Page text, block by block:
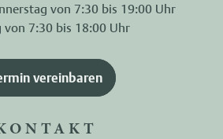
von 7:30 bis 19:00 Uhr
von 7:30 bis 18:00 Uhr
vereinbaren